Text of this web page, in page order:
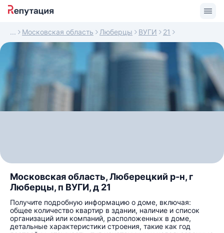
Московская область Люберцы ВУГИ 21
Московская область, Люберецкий р-н, г
Люберцы, п ВУГИ, д 21
Получите подробную информацию о доме, включая:
общее количество квартир в здании, наличие и список
организаций или компаний, расположенных в доме,
детальные характеристики строения, такие как год